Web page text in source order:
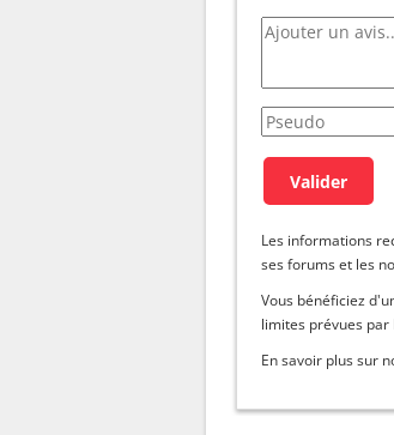
Les informations
ses forums et les
Vous bénéficiez
limites prévues par
En savoir plus sur